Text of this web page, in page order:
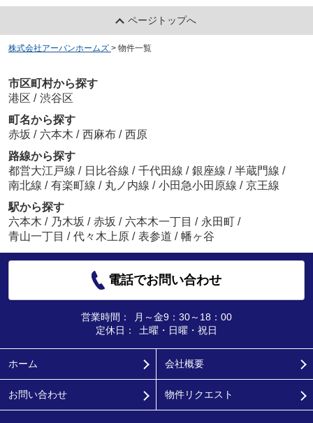
ページトップへ
株式会社アーバンホームズ > 物件一覧
市区町村から探す
港区 / 渋谷区
町名から探す
赤坂 / 六本木 / 西麻布 / 西原
路線から探す
都営大江戸線 / 日比谷線 / 千代田線 / 銀座線 / 半蔵門線 /
南北線 / 有楽町線 / 丸ノ内線 / 小田急小田原線 / 京王線
駅から探す
六本木 / 乃木坂 / 赤坂 / 六本木一丁目 / 永田町 /
青山一丁目 / 代々木上原 / 表参道 / 幡ヶ谷
電話でお問い合わせ
営業時間：
月～金9：30～18：00
定休日：
土曜・日曜・祝日
ホーム 会社概要
お問い合わせ 物件リクエスト